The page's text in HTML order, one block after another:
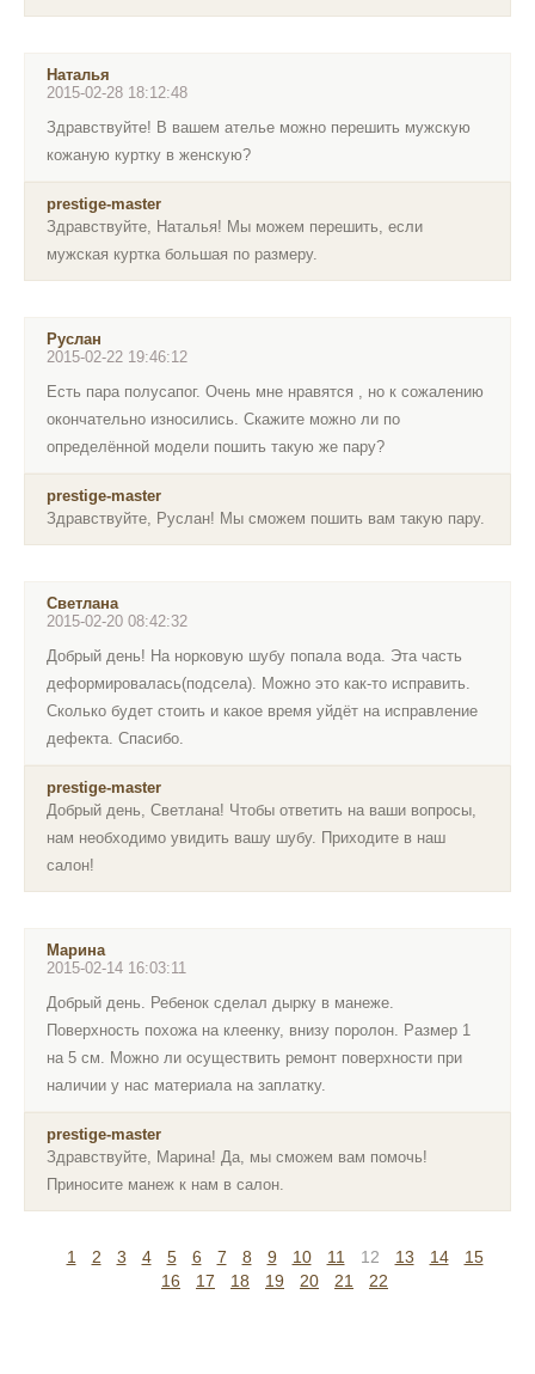
Наталья
2015-02-28 18:12:48
Здравствуйте! В вашем ателье можно перешить мужскую
кожаную куртку в женскую?
prestige-master
Здравствуйте, Наталья! Мы можем перешить, если
мужская куртка большая по размеру.
Руслан
2015-02-22 19:46:12
Есть пара полусапог. Очень мне нравятся , но к сожалению
окончательно износились. Скажите можно ли по
определённой модели пошить такую же пару?
prestige-master
Здравствуйте, Руслан! Мы сможем пошить вам такую пару.
Светлана
2015-02-20 08:42:32
Добрый день! На норковую шубу попала вода. Эта часть
деформировалась(подсела). Можно это как-то исправить.
Сколько будет стоить и какое время уйдёт на исправление
дефекта. Спасибо.
prestige-master
Добрый день, Светлана! Чтобы ответить на ваши вопросы,
нам необходимо увидить вашу шубу. Приходите в наш
салон!
Марина
2015-02-14 16:03:11
Добрый день. Ребенок сделал дырку в манеже.
Поверхность похожа на клеенку, внизу поролон. Размер 1
на 5 см. Можно ли осуществить ремонт поверхности при
наличии у нас материала на заплатку.
prestige-master
Здравствуйте, Марина! Да, мы сможем вам помочь!
Приносите манеж к нам в салон.
1 2 3 4 5 6 7 8 9 10 11 12 13 14
15
16
17 18 19 20 21 22